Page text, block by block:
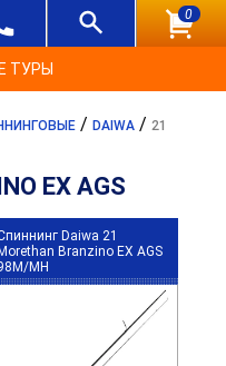
0
ТУРЫ
/ DAIWA / 21
EX AGS
Daiwa 21
Morethan Branzino EX AGS
MH